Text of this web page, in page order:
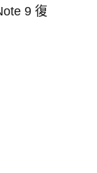
9 復